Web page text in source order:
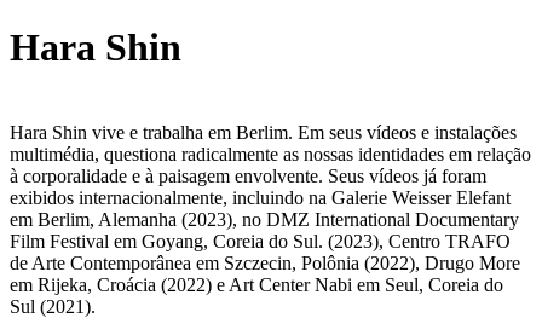
Hara Shin
Hara Shin vive e trabalha em Berlim. Em seus vídeos e instalações
multimédia, questiona radicalmente as nossas identidades em relação
à corporalidade e à paisagem envolvente. Seus vídeos já foram
exibidos internacionalmente, incluindo na Galerie Weisser Elefant
em Berlim, Alemanha (2023), no DMZ International Documentary
Film Festival em Goyang, Coreia do Sul. (2023), Centro TRAFO
de Arte Contemporânea em Szczecin, Polônia (2022), Drugo More
em Rijeka, Croácia (2022) e Art Center Nabi em Seul, Coreia do
Sul (2021).